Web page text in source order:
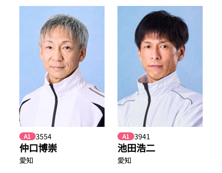
A1 3554
仲口博崇
愛知
A1 3941
池田浩二
愛知